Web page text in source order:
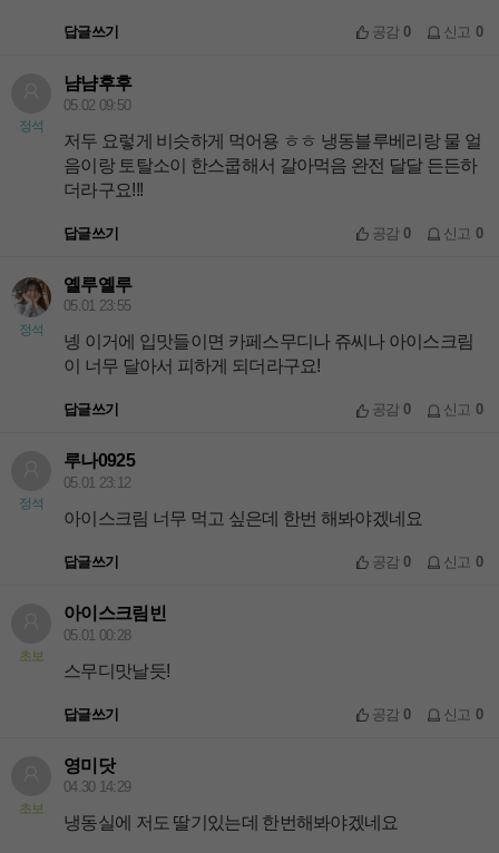
답글쓰기 공감0 신고 0
정석
냠냠후후
05.02 09:50
저두 요렇게 비슷하게 먹어용 ㅎㅎ 냉동블루베리랑 물 얼
음이랑 토탈소이 한스쿱해서 갈아먹음 완전 달달 든든하
더라구요!!!
답글쓰기 공감0 신고 0
정석
옐루옐루
05.01 23:55
넹 이거에 입맛들이면 카페스무디나 쥬씨나 아이스크림
이 너무 달아서 피하게 되더라구요!
답글쓰기 공감0 신고 0
정석
루나0925
05.01 23:12
아이스크림 너무 먹고 싶은데 한번 해봐야겠네요
답글쓰기 공감0 신고 0
초보
아이스크림빈
05.01 00:28
스무디맛날듯!
답글쓰기 공감0 신고 0
초보
영미닷
04.30 14:29
냉동실에 저도 딸기있는데 한번해봐야겠네요